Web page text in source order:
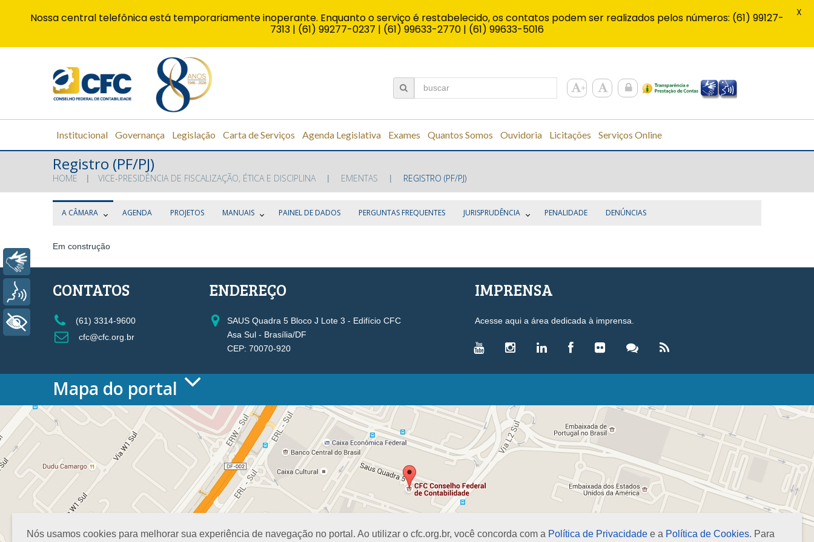
Institucional Governança Legislação Carta de Serviços Agenda Legislativa Exames Quantos Somos Ouvidoria Licitações Serviços Online
Registro (PF/PJ)
HOME VICE-PRESIDÊNCIA DE FISCALIZAÇÃO, ÉTICA E DISCIPLINA EMENTAS REGISTRO (PF/PJ)
A CÂMARA AGENDA PROJETOS MANUAIS PAINEL DE DADOS PERGUNTAS FREQUENTES JURISPRUDÊNCIA PENALIDADE DENÚNCIAS
Em construção
Nós usamos cookies para melhorar sua experiência de navegação no portal. Ao utilizar o cfc.org.br, você concorda com a Política de Privacidade e a Política de Cookies. Para
CONTATOS
(61) 3314-9600
cfc@cfc.org.br
ENDEREÇO
SAUS Quadra 5 Bloco J Lote 3 - Edifício CFC
Asa Sul - Brasília/DF
CEP: 70070-920
IMPRENSA
Acesse aqui a área dedicada à imprensa.
Mapa do portal
HOME
O CONSELHO
Conselho Diretor
Nossa Sede
Planejamento
Organograma
Medalha João Lyra
Presidentes do CFC – Gestões anteriores
O Presidente
VICE-PRESIDÊNCIAS
Administrativa
Controle Interno
Desenvolvimento Profissional
Governança e Gestão Estratégica
Fiscalização, Ética e Disciplina
Técnica
Registro
Excelência na Contabilidade
LEGISLAÇÃO
Decretos-Lei
Resoluções
Normas Brasileiras de Contabilidade
Instruções Normativas
Súmulas
Revista Brasileira de Contabilidade (RBC)
Nossa central telefônica está temporariamente inoperante. Enquanto o serviço é restabelecido, os contatos podem ser realizados pelos números: (61) 99127-
7313 | (61) 99277-0237 | (61) 99633-2770 | (61) 99633-5016
X
Voz
+ Acessibilidade